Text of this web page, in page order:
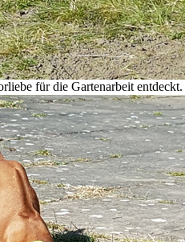
für die Gartenarbeit entdeckt.